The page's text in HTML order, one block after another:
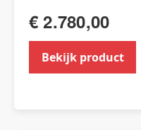
€ 2.780,00
Bekijk product